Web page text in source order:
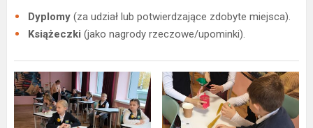
Dyplomy (za udział lub potwierdzające zdobyte miejsca).
Książeczki (jako nagrody rzeczowe/upominki).